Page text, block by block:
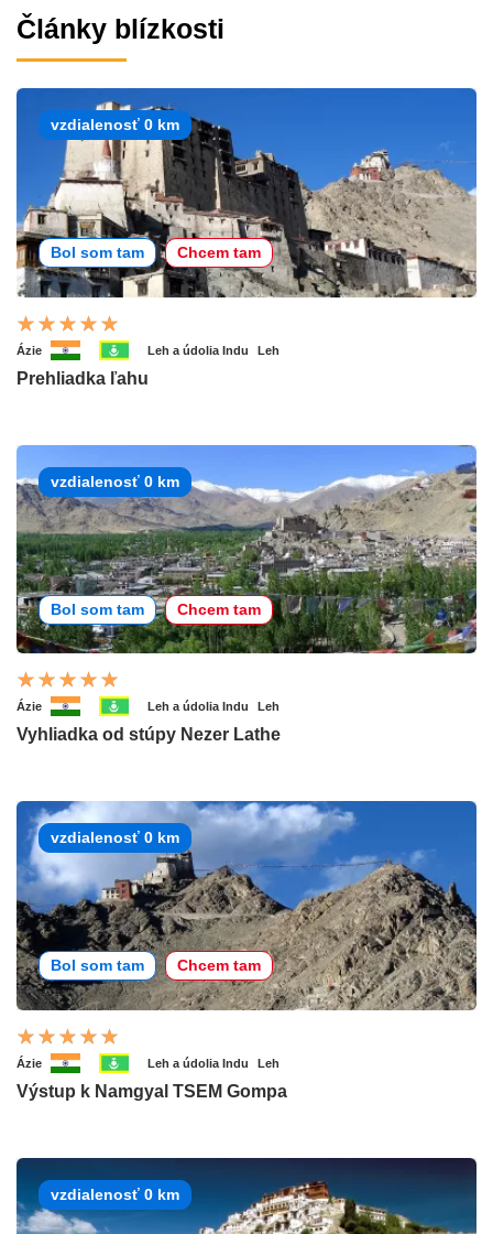
Články blízkosti
vzdialenosť 0 km
Bol som tam Chcem tam
Ázie Leh a údolia Indu Leh
Prehliadka ľahu
vzdialenosť 0 km
Bol som tam Chcem tam
Ázie Leh a údolia Indu Leh
Vyhliadka od stúpy Nezer Lathe
vzdialenosť 0 km
Bol som tam Chcem tam
Ázie Leh a údolia Indu Leh
Výstup k Namgyal TSEM Gompa
vzdialenosť 0 km